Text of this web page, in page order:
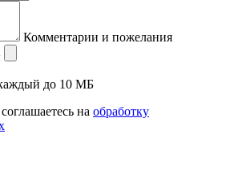
Комментарии и пожелания
до 10 МБ
на обработку